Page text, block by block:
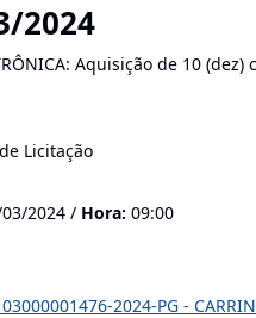
2024
Aquisição de 10
Licitação
2024 / Hora: 09:00
2024-PG -